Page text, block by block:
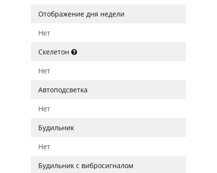
Отображение дня недели
Нет
Скелетон
Нет
Автоподсветка
Нет
Будильник
Нет
Будильник с вибросигналом